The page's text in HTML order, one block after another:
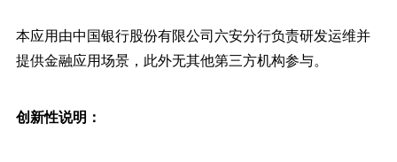
本应用由中国银行股份有限公司六安分行负责研发运维并
提供金融应用场景，此外无其他第三方机构参与。
创新性说明：